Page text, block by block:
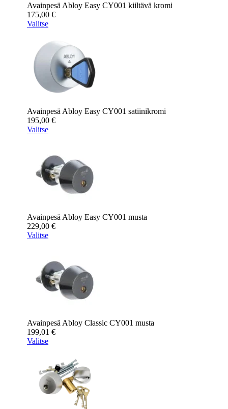
Avainpesä Abloy Easy CY001 kiiltävä kromi
175,00 €
Valitse
Avainpesä Abloy Easy CY001 satiinikromi
195,00 €
Valitse
Avainpesä Abloy Easy CY001 musta
229,00 €
Valitse
Avainpesä Abloy Classic CY001 musta
199,01 €
Valitse